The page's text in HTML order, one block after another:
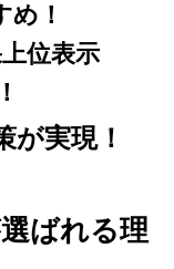
！
位表示
が実現！
ばれる理